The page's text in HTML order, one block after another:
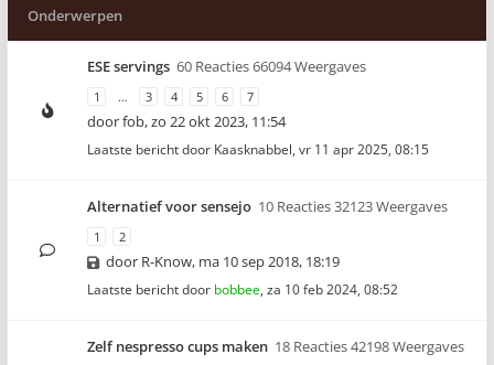
Onderwerpen
ESE servings 60 Reacties 66094 Weergaves
1 … 3 4 5 6 7
doorfob,zo 22 okt 2023, 11:54
Laatste bericht door Kaasknabbel, vr 11 apr 2025, 08:15
Alternatief voor sensejo 10 Reacties 32123 Weergaves
1 2
door R-Know, ma 10 sep 2018, 18:19
Laatste bericht door bobbee, za 10 feb 2024, 08:52
Zelf nespresso cups maken 18 Reacties 42198 Weergaves